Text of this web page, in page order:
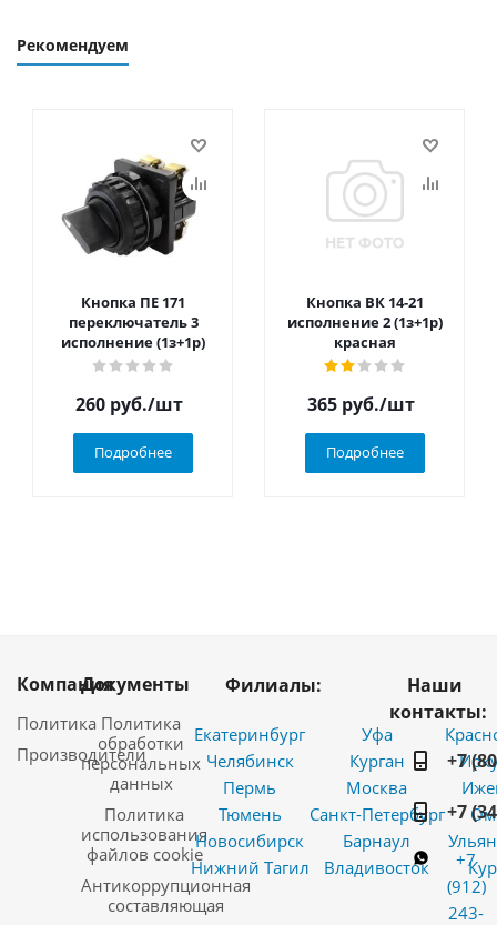
Рекомендуем
Кнопка ПЕ 171
переключатель 3
исполнение (1з+1р)
260 руб./шт
Подробнее
Кнопка ВК 14-21
исполнение 2 (1з+1р)
красная
365 руб./шт
Подробнее
Компания
Политика
Производители
Документы
Политика
обработки
персональных
данных
Политика
использования
файлов cookie
Антикоррупционная
составляющая
Филиалы:
Екатеринбург
Челябинск
Пермь
Тюмень
Новосибирск
Нижний Тагил
Уфа
Курган
Москва
Санкт-Петербург
Барнаул
Владивосток
Наши
контакты:
+7
+7
+7
(912)
243-